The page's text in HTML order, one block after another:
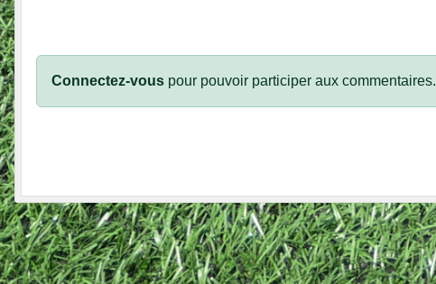
Connectez-vous pour pouvoir participer aux commentaires.